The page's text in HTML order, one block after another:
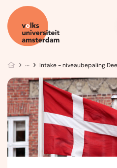
Intake - niveaubepaling